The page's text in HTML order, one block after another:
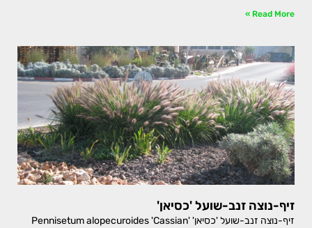
Read More »
זיף-נוצה זנב-שועל 'כסיאן'
זיף-נוצה זנב-שועל 'כסיאן' Pennisetum alopecuroides 'Cassian'